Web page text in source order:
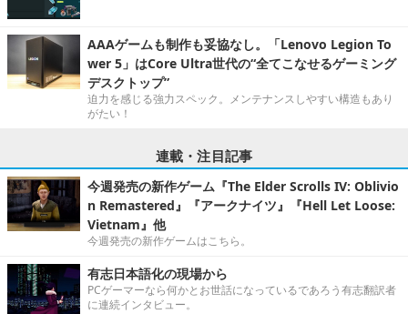
AAAゲームも制作も妥協なし。「Lenovo Legion To
wer 5」はCore Ultra世代の“全てこなせるゲーミング
デスクトップ”
迫力を感じる強力スペック。メンテナンスしやすい構造もあり
がたい！
連載・注目記事
今週発売の新作ゲーム『The Elder Scrolls IV: Oblivio
n Remastered』『アークナイツ』『Hell Let Loose:
Vietnam』他
今週発売の新作ゲームはこちら。
有志日本語化の現場から
PCゲーマーなら何かとお世話になっているであろう有志翻訳者
に連続インタビュー。